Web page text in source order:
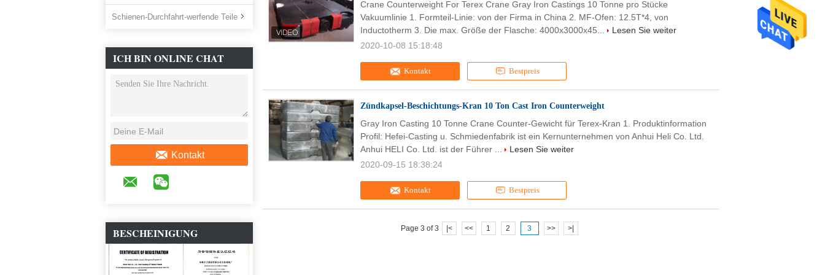
Schienen-Durchfahrt-werfende Teile
ICH BIN ONLINE CHAT
JETZT
Kontakt
BESCHEINIGUNG
Kontakt Bestpreis
Crane Counterweight For Terex Crane Gray Iron Castings 10 Tonne pro Stücke
Vakuumlinie 1. Formteil-Linie: von der Firma in China 2. MF-Ofen: 12.5T*4, von
Inductotherm 3. Die max. Größe der Flasche: 4000x3000x45...
Lesen Sie weiter
2020-10-08 15:18:48
Zündkapsel-Beschichtungs-Kran 10 Ton Cast Iron Counterweight
Kontakt Bestpreis
Gray Iron Casting 10 Tonne Crane Counter-Gewicht für Terex-Kran 1. Produktinformation
Profil: Hefei-Casting u. Schmiedenfabrik ist ein Kernunternehmen von Anhui Heli Co. Ltd.
Anhui HELI Co. Ltd. ist der Führer ...
Lesen Sie weiter
2020-09-15 18:38:24
Page 3 of 3 |< << 1 2 3 >> >|